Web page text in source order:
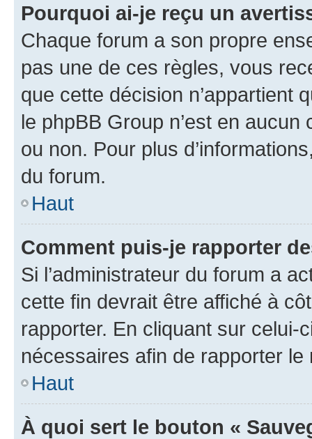
Pourquoi ai-je reçu un
Chaque forum a son propre
pas une de ces règles, vous
que cette décision n’appartient
le phpBB Group n’est en
ou non. Pour plus
du forum.
Haut
Comment puis-je rapporter
Si l’administrateur du forum a
cette fin devrait être affiché à
rapporter. En cliquant sur
nécessaires afin de rapporter le
Haut
À quoi sert le bouton «